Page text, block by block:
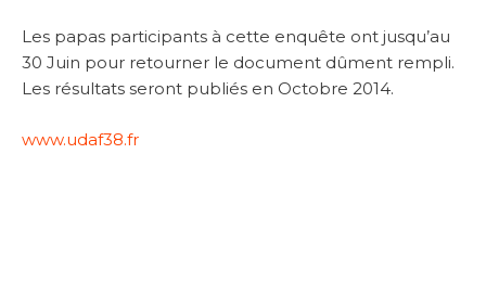
Les papas participants à cette enquête ont jusqu’au
30 Juin pour retourner le document dûment rempli.
Les résultats seront publiés en Octobre 2014.
www.udaf38.fr